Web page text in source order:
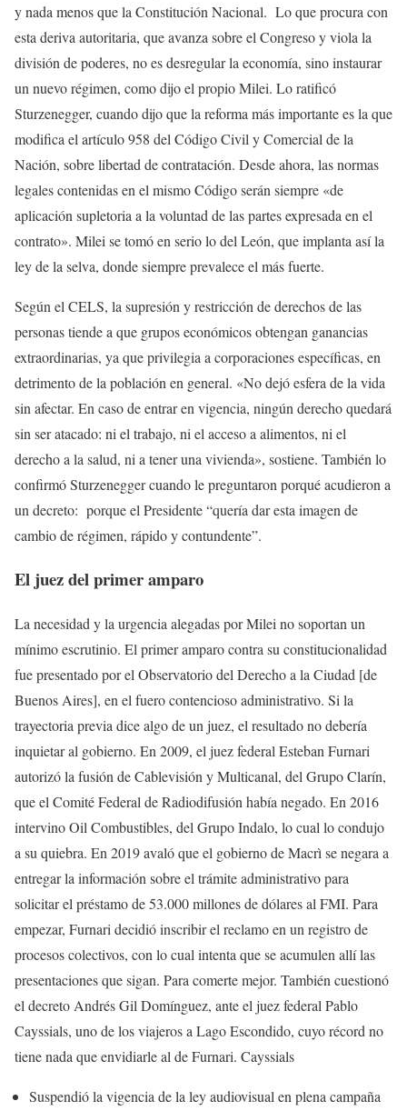
y nada menos que la Constitución Nacional. Lo que procura con
esta deriva autoritaria, que avanza sobre el Congreso y viola la
división de poderes, no es desregular la economía, sino instaurar
un nuevo régimen, como dijo el propio Milei. Lo ratificó
Sturzenegger, cuando dijo que la reforma más importante es la que
modifica el artículo 958 del Código Civil y Comercial de la
Nación, sobre libertad de contratación. Desde ahora, las normas
legales contenidas en el mismo Código serán siempre «de
aplicación supletoria a la voluntad de las partes expresada en el
contrato». Milei se tomó en serio lo del León, que implanta así la
ley de la selva, donde siempre prevalece el más fuerte.
Según el CELS, la supresión y restricción de derechos de las
personas tiende a que grupos económicos obtengan ganancias
extraordinarias, ya que privilegia a corporaciones específicas, en
detrimento de la población en general. «No dejó esfera de la vida
sin afectar. En caso de entrar en vigencia, ningún derecho quedará
sin ser atacado: ni el trabajo, ni el acceso a alimentos, ni el
derecho a la salud, ni a tener una vivienda», sostiene. También lo
confirmó Sturzenegger cuando le preguntaron porqué acudieron a
un decreto: porque el Presidente “quería dar esta imagen de
cambio de régimen, rápido y contundente”.
El juez del primer amparo
La necesidad y la urgencia alegadas por Milei no soportan un
mínimo escrutinio. El primer amparo contra su constitucionalidad
fue presentado por el Observatorio del Derecho a la Ciudad [de
Buenos Aires], en el fuero contencioso administrativo. Si la
trayectoria previa dice algo de un juez, el resultado no debería
inquietar al gobierno. En 2009, el juez federal Esteban Furnari
autorizó la fusión de Cablevisión y Multicanal, del Grupo Clarín,
que el Comité Federal de Radiodifusión había negado. En 2016
intervino Oil Combustibles, del Grupo Indalo, lo cual lo condujo
a su quiebra. En 2019 avaló que el gobierno de Macrì se negara a
entregar la información sobre el trámite administrativo para
solicitar el préstamo de 53.000 millones de dólares al FMI. Para
empezar, Furnari decidió inscribir el reclamo en un registro de
procesos colectivos, con lo cual intenta que se acumulen allí las
presentaciones que sigan. Para comerte mejor. También cuestionó
el decreto Andrés Gil Domínguez, ante el juez federal Pablo
Cayssials, uno de los viajeros a Lago Escondido, cuyo récord no
tiene nada que envidiarle al de Furnari. Cayssials
Suspendió la vigencia de la ley audiovisual en plena campaña